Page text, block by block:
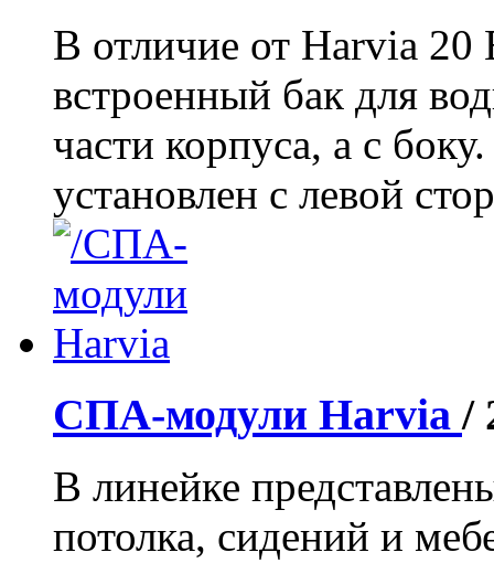
В отличие от Harvia 20
встроенный бак для
части корпуса, а с
установлен с левой
СПА-модули Harvia /
В линейке
потолка, сидений и